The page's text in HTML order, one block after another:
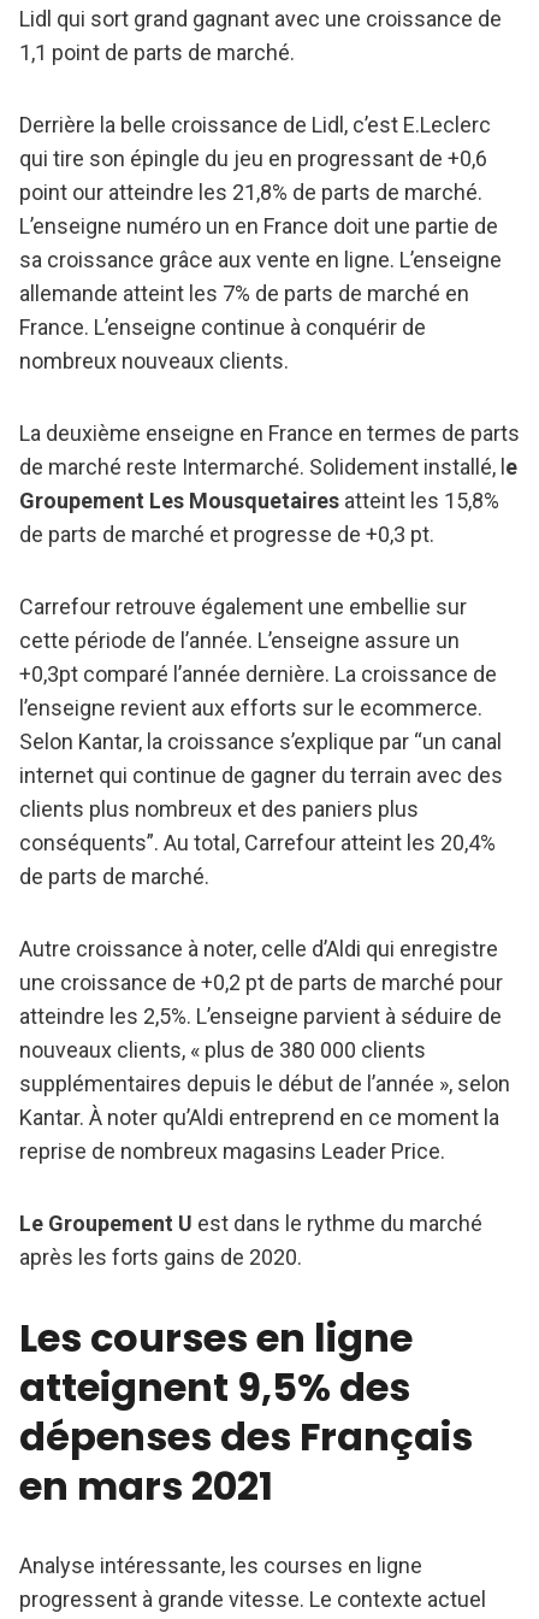
Lidl qui sort grand gagnant avec une croissance de
1,1 point de parts de marché.
Derrière la belle croissance de Lidl, c’est E.Leclerc
qui tire son épingle du jeu en progressant de +0,6
point our atteindre les 21,8% de parts de marché.
L’enseigne numéro un en France doit une partie de
sa croissance grâce aux vente en ligne. L’enseigne
allemande atteint les 7% de parts de marché en
France. L’enseigne continue à conquérir de
nombreux nouveaux clients.
La deuxième enseigne en France en termes de parts
de marché reste Intermarché. Solidement installé, l e
Groupement Les Mousquetaires atteint les 15,8%
de parts de marché et progresse de +0,3 pt.
Carrefour retrouve également une embellie sur
cette période de l’année. L’enseigne assure un
+0,3pt comparé l’année dernière. La croissance de
l’enseigne revient aux efforts sur le ecommerce.
Selon Kantar, la croissance s’explique par “un canal
internet qui continue de gagner du terrain avec des
clients plus nombreux et des paniers plus
conséquents”. Au total, Carrefour atteint les 20,4%
de parts de marché.
Autre croissance à noter, celle d’Aldi qui enregistre
une croissance de +0,2 pt de parts de marché pour
atteindre les 2,5%. L’enseigne parvient à séduire de
nouveaux clients, « plus de 380 000 clients
supplémentaires depuis le début de l’année », selon
Kantar. À noter qu’Aldi entreprend en ce moment la
reprise de nombreux magasins Leader Price.
Le Groupement U est dans le rythme du marché
après les forts gains de 2020.
Les courses en ligne
atteignent 9,5% des
dépenses des Français
en mars 2021
Analyse intéressante, les courses en ligne
progressent à grande vitesse. Le contexte actuel